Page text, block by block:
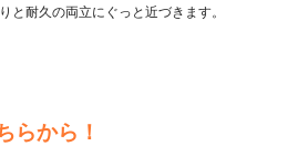
と耐久の両立にぐっと近づきます。
らから！